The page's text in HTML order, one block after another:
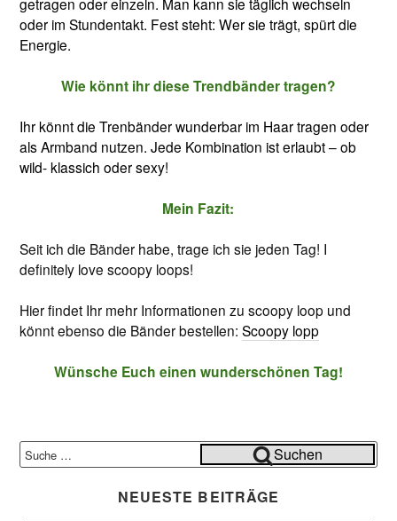
oder im Stundentakt. Fest steht: Wer sie trägt, spürt die
Energie.
Wie könnt ihr diese Trendbänder tragen?
Ihr könnt die Trenbänder wunderbar im Haar tragen oder
als Armband nutzen. Jede Kombination ist erlaubt – ob
wild- klassich oder sexy!
Mein Fazit:
Seit ich die Bänder habe, trage ich sie jeden Tag! I
definitely love scoopy loops!
Hier findet Ihr mehr Informationen zu scoopy loop und
könnt ebenso die Bänder bestellen:Scoopy lopp
Wünsche Euch einen wunderschönen Tag!
Suche
nach:
Suchen
NEUESTE BEITRÄGE